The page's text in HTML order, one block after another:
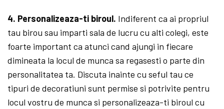
4. Personalizeaza-ti biroul. Indiferent ca ai propriul
tau birou sau imparti sala de lucru cu alti colegi, este
foarte important ca atunci cand ajungi in fiecare
dimineata la locul de munca sa regasesti o parte din
personalitatea ta. Discuta inainte cu seful tau ce
tipuri de decoratiuni sunt permise si potrivite pentru
locul vostru de munca si personalizeaza-ti biroul cu